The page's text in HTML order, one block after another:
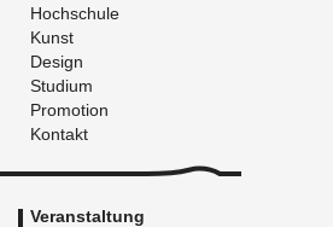
Hochschule
Kunst
Design
Studium
Promotion
Kontakt
Veranstaltung